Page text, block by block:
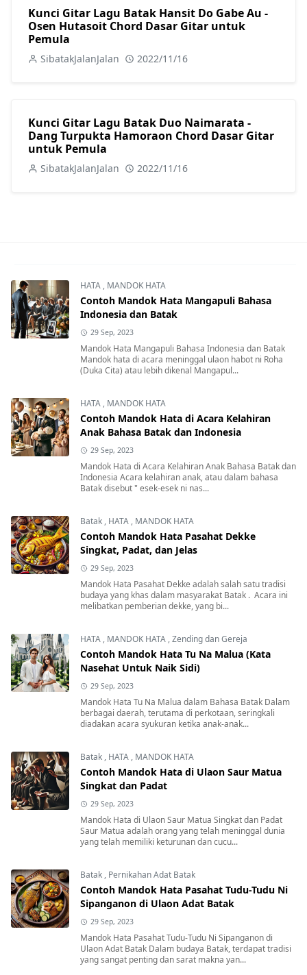
Kunci Gitar Lagu Batak Hansit Do Gabe Au -
Osen Hutasoit Chord Dasar Gitar untuk
Pemula
SibatakJalanJalan 2022/11/16
Kunci Gitar Lagu Batak Duo Naimarata -
Dang Turpukta Hamoraon Chord Dasar Gitar
untuk Pemula
SibatakJalanJalan 2022/11/16
HATA , MANDOK HATA
Contoh Mandok Hata Mangapuli Bahasa
Indonesia dan Batak
29 Sep, 2023
Mandok Hata Mangapuli Bahasa Indonesia dan Batak
Mandok hata di acara meninggal ulaon habot ni Roha
(Duka Cita) atau lebih dikenal Mangapul...
HATA , MANDOK HATA
Contoh Mandok Hata di Acara Kelahiran
Anak Bahasa Batak dan Indonesia
29 Sep, 2023
Mandok Hata di Acara Kelahiran Anak Bahasa Batak dan
Indonesia Acara kelahiran anak, atau dalam bahasa
Batak disebut " esek-esek ni nas...
Batak , HATA , MANDOK HATA
Contoh Mandok Hata Pasahat Dekke
Singkat, Padat, dan Jelas
29 Sep, 2023
Mandok Hata Pasahat Dekke adalah salah satu tradisi
budaya yang khas dalam masyarakat Batak . Acara ini
melibatkan pemberian dekke, yang bi...
HATA , MANDOK HATA ,Zending dan Gereja
Contoh Mandok Hata Tu Na Malua (Kata
Nasehat Untuk Naik Sidi)
29 Sep, 2023
Mandok Hata Tu Na Malua dalam Bahasa Batak Dalam
berbagai daerah, terutama di perkotaan, seringkali
diadakan acara syukuran ketika anak-anak...
Batak , HATA , MANDOK HATA
Contoh Mandok Hata di Ulaon Saur Matua
Singkat dan Padat
29 Sep, 2023
Mandok Hata di Ulaon Saur Matua Singkat dan Padat
Saur Matua adalah orang yang telah meninggal dunia
yang telah memiliki keturunan dan cucu...
Batak , Pernikahan Adat Batak
Contoh Mandok Hata Pasahat Tudu-Tudu Ni
Sipanganon di Ulaon Adat Batak
29 Sep, 2023
Mandok Hata Pasahat Tudu-Tudu Ni Sipanganon di
Ulaon Adat Batak Dalam budaya Batak, terdapat tradisi
yang sangat penting dan sarat makna yan...